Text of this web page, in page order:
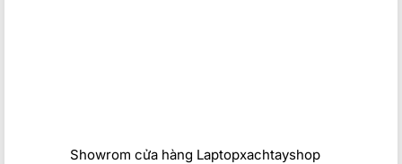
Showrom cửa hàng Laptopxachtayshop